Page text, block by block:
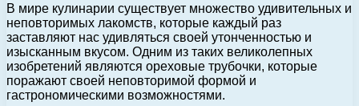
В мире кулинарии существует множество удивительных и
неповторимых лакомств, которые каждый раз
заставляют нас удивляться своей утонченностью и
изысканным вкусом. Одним из таких великолепных
изобретений являются ореховые трубочки, которые
поражают своей неповторимой формой и
гастрономическими возможностями.